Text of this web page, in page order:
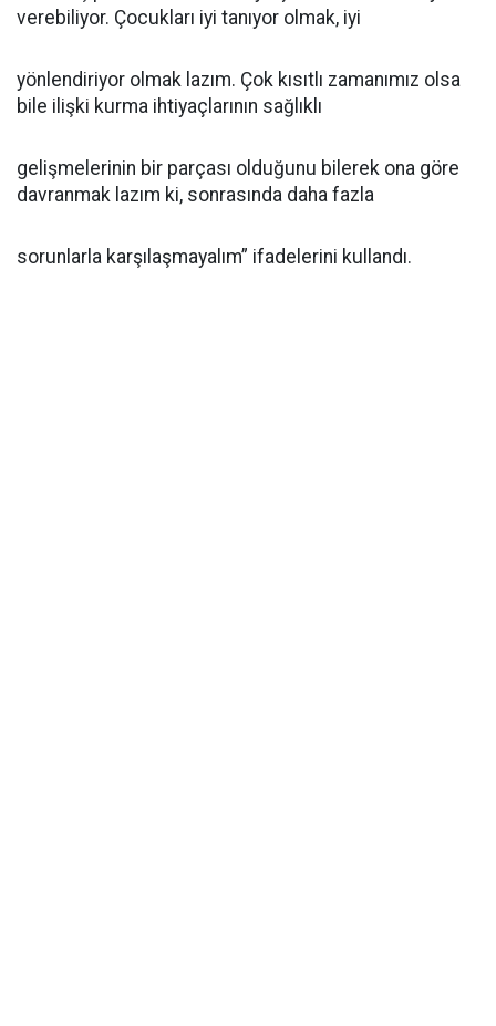
verebiliyor. Çocukları iyi tanıyor olmak, iyi
yönlendiriyor olmak lazım. Çok kısıtlı zamanımız olsa
bile ilişki kurma ihtiyaçlarının sağlıklı
gelişmelerinin bir parçası olduğunu bilerek ona göre
davranmak lazım ki, sonrasında daha fazla
sorunlarla karşılaşmayalım” ifadelerini kullandı.